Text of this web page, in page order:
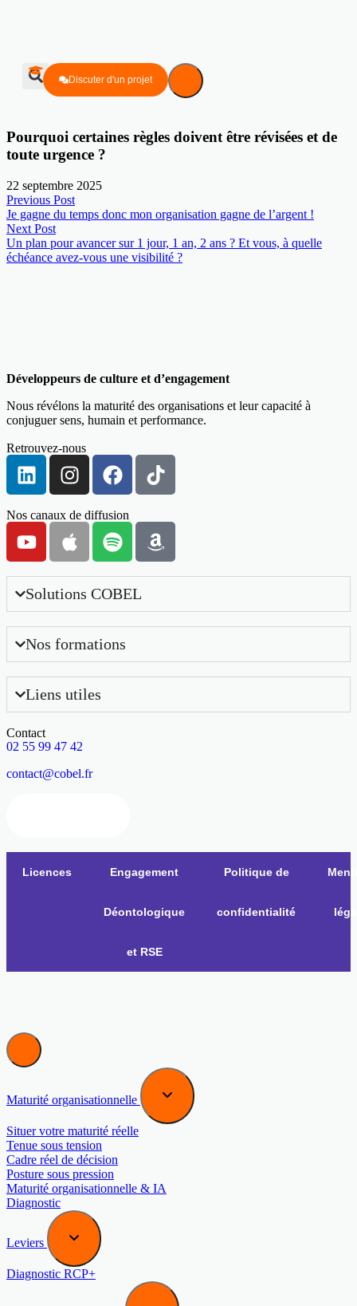
Discuter d'un projet
Pourquoi certaines règles doivent être révisées et de
toute urgence ?
22 septembre 2025
Previous Post
Je gagne du temps donc mon organisation gagne de l’argent !
Next Post
Un plan pour avancer sur 1 jour, 1 an, 2 ans ? Et vous, à quelle
échéance avez-vous une visibilité ?
Développeurs de culture et d’engagement
Nous révélons la maturité des organisations et leur capacité à
conjuguer sens, humain et performance.
Retrouvez-nous
Nos canaux de diffusion
Solutions COBEL
Nos formations
Liens utiles
Contact
02 55 99 47 42
contact@cobel.fr
Licences Engagement
Déontologique
et RSE
Politique de
confidentialité
Maturité organisationnelle
Situer votre maturité réelle
Tenue sous tension
Cadre réel de décision
Posture sous pression
Maturité organisationnelle & IA
Diagnostic
Leviers
Diagnostic RCP+